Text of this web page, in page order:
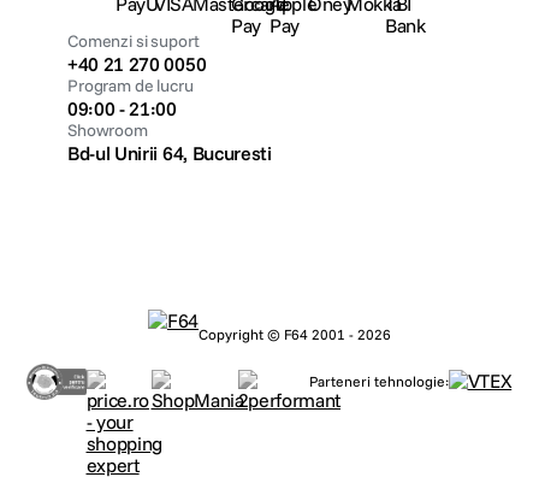
Comenzi si suport
+40 21 270 0050
Program de lucru
09:00 - 21:00
Showroom
Bd-ul Unirii 64, Bucuresti
Copyright © F64 2001 - 2026
Parteneri tehnologie: